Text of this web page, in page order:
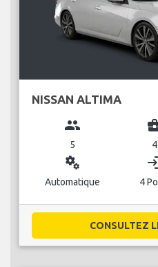
NISSAN ALTIMA
group
5 4
miscellaneous_services
Automatique 4
CONSULTEZ